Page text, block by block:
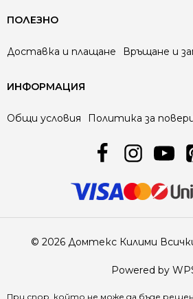
ПОЛЕЗНО
Доставка и плащане Връщане и
ИНФОРМАЦИЯ
Общи условия Политика за
© 2026 Домтекс Килими
Powered by
При спор, който не може да бъде